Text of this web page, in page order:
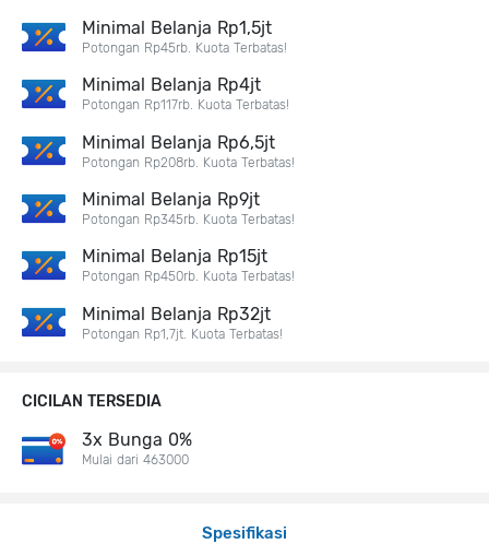
Spesifikasi
Minimal Belanja Rp1,5jt
Potongan Rp45rb. Kuota Terbatas!
Minimal Belanja Rp4jt
Potongan Rp117rb. Kuota Terbatas!
Minimal Belanja Rp6,5jt
Potongan Rp208rb. Kuota Terbatas!
Minimal Belanja Rp9jt
Potongan Rp345rb. Kuota Terbatas!
Minimal Belanja Rp15jt
Potongan Rp450rb. Kuota Terbatas!
Minimal Belanja Rp32jt
Potongan Rp1,7jt. Kuota Terbatas!
CICILAN TERSEDIA
3x Bunga 0%
Mulai dari 463000